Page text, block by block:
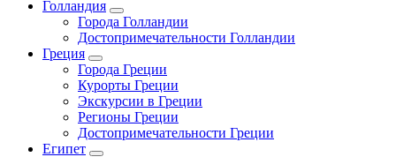
Голландия
Города Голландии
Достопримечательности Голландии
Греция
Города Греции
Курорты Греции
Экскурсии в Греции
Регионы Греции
Достопримечательности Греции
Египет